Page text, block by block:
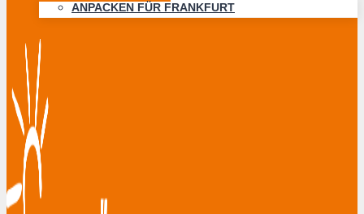
ANPACKEN FÜR FRANKFURT